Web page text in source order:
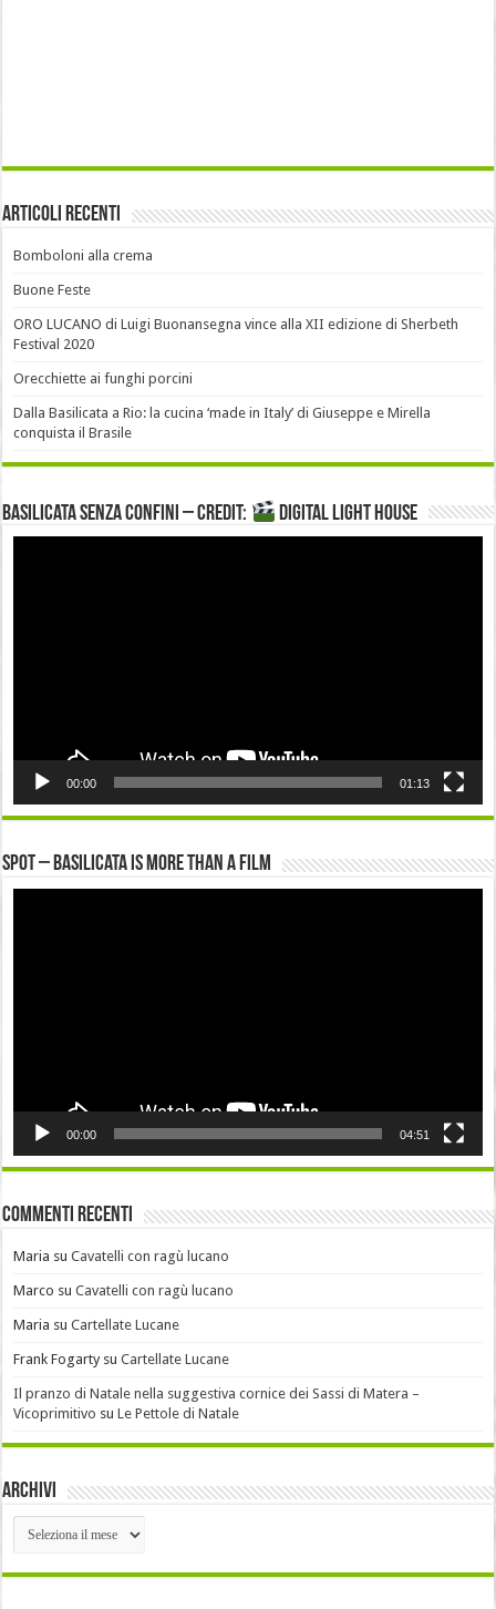
Articoli recenti
Bomboloni alla crema
Buone Feste
ORO LUCANO di Luigi Buonansegna vince alla XII edizione di Sherbeth
Festival 2020
Orecchiette ai funghi porcini
Dalla Basilicata a Rio: la cucina ‘made in Italy’ di Giuseppe e Mirella
conquista il Brasile
Basilicata senza confini – Credit: DIGITAL LIGHT HOUSE
00:00 01:13
Spot – Basilicata is more than a Film
00:00 04:51
Commenti recenti
Maria suCavatelli con ragù lucano
Marco suCavatelli con ragù lucano
Maria suCartellate Lucane
Frank FogartysuCartellate Lucane
Il pranzo di Natale nella suggestiva cornice dei Sassi di Matera –
Vicoprimitivo suLe Pettole di Natale
Archivi
Archivi